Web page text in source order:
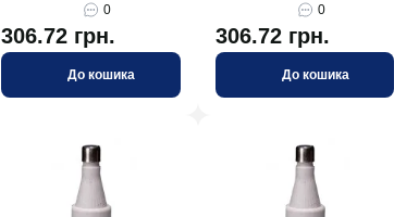
0
306.72 грн.
До кошика
0
306.72 грн.
До кошика